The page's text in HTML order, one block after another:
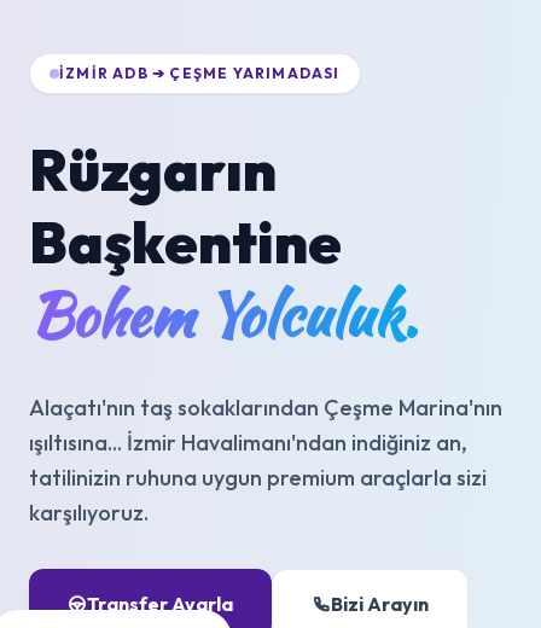
İZMIR ADB ➔ ÇEŞME YARIMADASI
Rüzgarın
Başkentine
Bohem Yolculuk.
Alaçatı'nın taş sokaklarından Çeşme Marina'nın
ışıltısına... İzmir Havalimanı'ndan indiğiniz an,
tatilinizin ruhuna uygun premium araçlarla sizi
karşılıyoruz.
Transfer Ayarla Bizi Arayın